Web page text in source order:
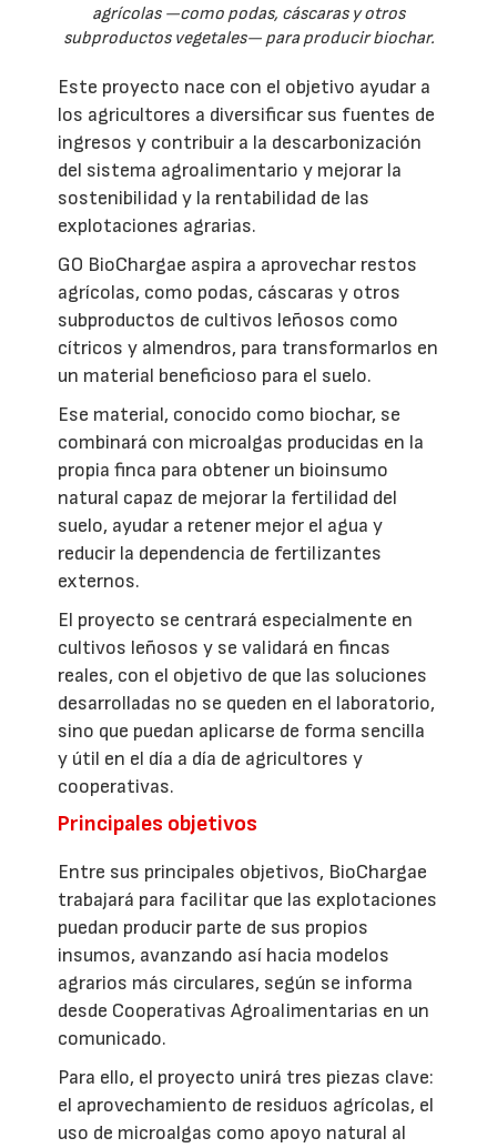
agrícolas —como podas, cáscaras y otros
subproductos vegetales— para producir biochar.
Este proyecto nace con el objetivo ayudar a
los agricultores a diversificar sus fuentes de
ingresos y contribuir a la descarbonización
del sistema agroalimentario y mejorar la
sostenibilidad y la rentabilidad de las
explotaciones agrarias.
GO BioChargae aspira a aprovechar restos
agrícolas, como podas, cáscaras y otros
subproductos de cultivos leñosos como
cítricos y almendros, para transformarlos en
un material beneficioso para el suelo.
Ese material, conocido como biochar, se
combinará con microalgas producidas en la
propia finca para obtener un bioinsumo
natural capaz de mejorar la fertilidad del
suelo, ayudar a retener mejor el agua y
reducir la dependencia de fertilizantes
externos.
El proyecto se centrará especialmente en
cultivos leñosos y se validará en fincas
reales, con el objetivo de que las soluciones
desarrolladas no se queden en el laboratorio,
sino que puedan aplicarse de forma sencilla
y útil en el día a día de agricultores y
cooperativas.
Principales objetivos
Entre sus principales objetivos, BioChargae
trabajará para facilitar que las explotaciones
puedan producir parte de sus propios
insumos, avanzando así hacia modelos
agrarios más circulares, según se informa
desde Cooperativas Agroalimentarias en un
comunicado.
Para ello, el proyecto unirá tres piezas clave:
el aprovechamiento de residuos agrícolas, el
uso de microalgas como apoyo natural al